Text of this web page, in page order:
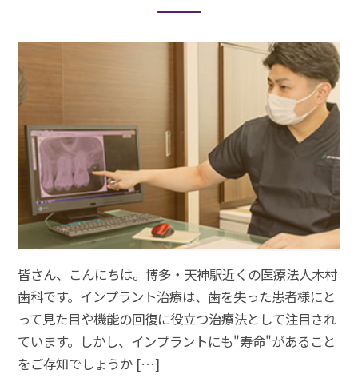
皆さん、こんにちは。博多・天神駅近くの医療法人木村
歯科です。インプラント治療は、歯を失った患者様にと
って見た目や機能の回復に役立つ治療法として注目され
ています。しかし、インプラントにも"寿命"があること
をご存知でしょうか […]